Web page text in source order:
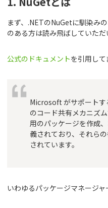
まず、.NETのNuGetに馴染み
のある方は読み飛ばしていただ
公式のドキュメントを引用して
Microsoft がサポートす
のコード共有メカニズ
用のパッケージを作成
義されており、それら
されています。
いわゆるパッケージマネージャ